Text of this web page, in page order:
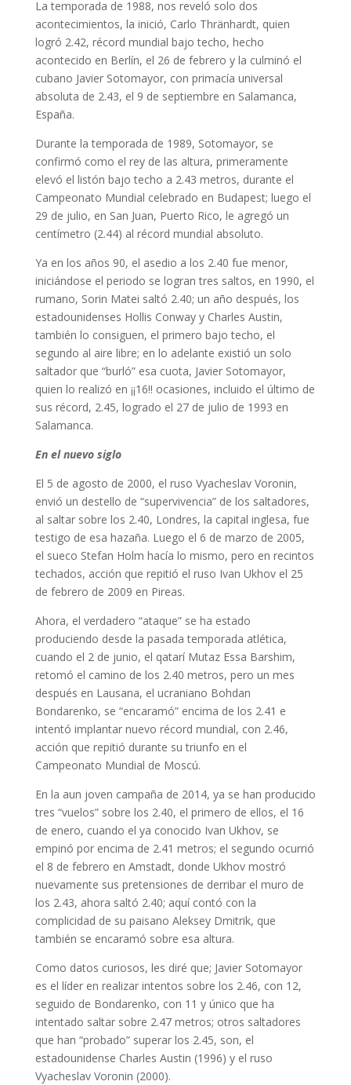
La temporada de 1988, nos reveló solo dos
acontecimientos, la inició, Carlo Thränhardt, quien
logró 2.42, récord mundial bajo techo, hecho
acontecido en Berlín, el 26 de febrero y la culminó el
cubano Javier Sotomayor, con primacía universal
absoluta de 2.43, el 9 de septiembre en Salamanca,
España.
Durante la temporada de 1989, Sotomayor, se
confirmó como el rey de las altura, primeramente
elevó el listón bajo techo a 2.43 metros, durante el
Campeonato Mundial celebrado en Budapest; luego el
29 de julio, en San Juan, Puerto Rico, le agregó un
centímetro (2.44) al récord mundial absoluto.
Ya en los años 90, el asedio a los 2.40 fue menor,
iniciándose el periodo se logran tres saltos, en 1990, el
rumano, Sorin Matei saltó 2.40; un año después, los
estadounidenses Hollis Conway y Charles Austin,
también lo consiguen, el primero bajo techo, el
segundo al aire libre; en lo adelante existió un solo
saltador que “burló” esa cuota, Javier Sotomayor,
quien lo realizó en ¡¡16!! ocasiones, incluido el último de
sus récord, 2.45, logrado el 27 de julio de 1993 en
Salamanca.
En el nuevo siglo
El 5 de agosto de 2000, el ruso Vyacheslav Voronin,
envió un destello de “supervivencia” de los saltadores,
al saltar sobre los 2.40, Londres, la capital inglesa, fue
testigo de esa hazaña. Luego el 6 de marzo de 2005,
el sueco Stefan Holm hacía lo mismo, pero en recintos
techados, acción que repitió el ruso Ivan Ukhov el 25
de febrero de 2009 en Pireas.
Ahora, el verdadero “ataque” se ha estado
produciendo desde la pasada temporada atlética,
cuando el 2 de junio, el qatarí Mutaz Essa Barshim,
retomó el camino de los 2.40 metros, pero un mes
después en Lausana, el ucraniano Bohdan
Bondarenko, se “encaramó” encima de los 2.41 e
intentó implantar nuevo récord mundial, con 2.46,
acción que repitió durante su triunfo en el
Campeonato Mundial de Moscú.
En la aun joven campaña de 2014, ya se han producido
tres “vuelos” sobre los 2.40, el primero de ellos, el 16
de enero, cuando el ya conocido Ivan Ukhov, se
empinó por encima de 2.41 metros; el segundo ocurrió
el 8 de febrero en Amstadt, donde Ukhov mostró
nuevamente sus pretensiones de derribar el muro de
los 2.43, ahora saltó 2.40; aquí contó con la
complicidad de su paisano Aleksey Dmitrik, que
también se encaramó sobre esa altura.
Como datos curiosos, les diré que; Javier Sotomayor
es el líder en realizar intentos sobre los 2.46, con 12,
seguido de Bondarenko, con 11 y único que ha
intentado saltar sobre 2.47 metros; otros saltadores
que han “probado” superar los 2.45, son, el
estadounidense Charles Austin (1996) y el ruso
Vyacheslav Voronin (2000).